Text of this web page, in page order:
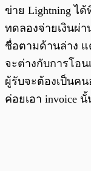
ข่าย Lightning ได้
ทดลองจ่ายเงินผ่า
ชื่อตามด้านล่าง แ
จะต่างกับการโอ
ผู้รับจะต้องเป็นค
ค่อยเอา invoice